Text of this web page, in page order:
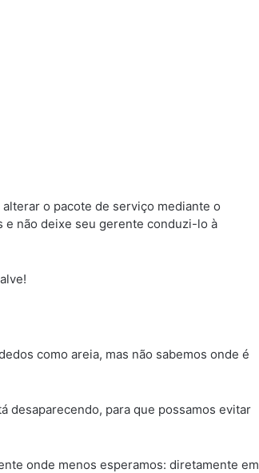
o pacote de serviço mediante o
e não deixe seu gerente conduzi-lo à
como areia, mas não sabemos onde é
desaparecendo, para que possamos evitar
onde menos esperamos: diretamente em